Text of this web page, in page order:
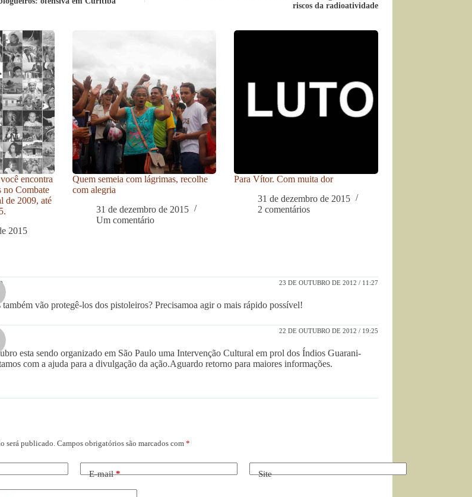
riscos da radioatividade
encontra
no Combate
de 2009, até
2015
Quem semeia com lágrimas, recolhe
com alegria
31 de dezembro de 2015
Um comentário
Para Vítor. Com muita dor
31 de dezembro de 2015
2 comentários
23 DE OUTUBRO DE 2012 / 11:27
também vão protegê-los dos pistoleiros? Precisamoa agir o mais rápido possível!
22 DE OUTUBRO DE 2012 / 19:25
esta sendo organizado em São Paulo uma Intervenção Cultural em prol dos Índios Guarani-
com a ajuda para a divulgação da ação.Aguardo retorno para maiores informações.
será publicado. Campos obrigatórios são marcados com *
E-mail* Site